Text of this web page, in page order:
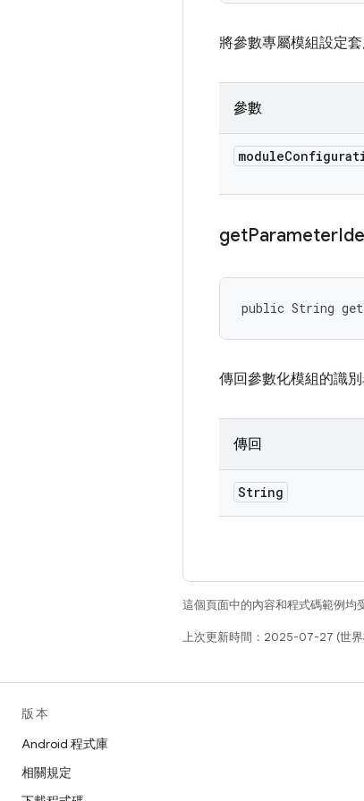
將參數專屬模組設定
參數
module
getParameter
public String
傳回參數化模組的識別
傳回
String
這個頁面中的內容和程式碼範例均
上次更新時間：2025-07-27 (世界
版本
Android 程式庫
相關規定